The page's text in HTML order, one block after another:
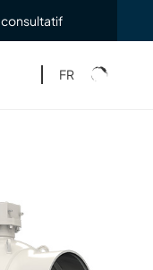
consultatif
FR